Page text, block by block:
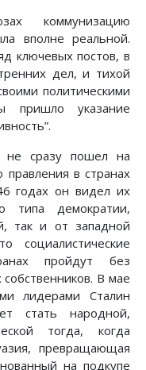
коммунизацию
вполне реальной.
ключевых постов, в
дел, и тихой
политическими
пришло указание
не сразу пошел на
правления в странах
годах он видел их
типа демократии,
так и от западной
социалистические
пройдут без
В мае
лидерами Сталин
стать народной,
тогда, когда
превра­щающая
на подкупе